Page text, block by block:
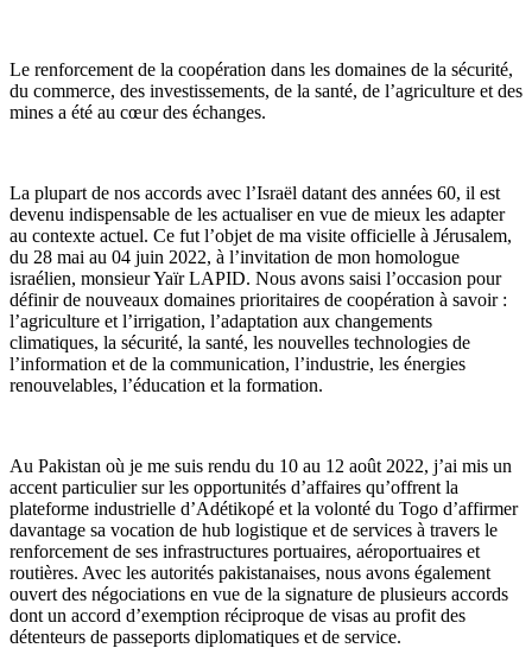
​​Le renforcement de la coopération dans les domaines de la sécurité,
du commerce, des investissements, de la santé, de l’agriculture et des
mines a été au cœur des échanges.
La plupart de nos accords avec l’Israël datant des années 60, il est
devenu indispensable de les actualiser en vue de mieux les adapter
au contexte actuel. Ce fut l’objet de ma visite officielle à Jérusalem,
du 28 mai au 04 juin 2022, à l’invitation de mon homologue
israélien, monsieur Yaïr LAPID. Nous avons saisi l’occasion pour
définir de nouveaux domaines prioritaires de coopération à savoir :
l’agriculture et l’irrigation, l’adaptation aux changements
climatiques, la sécurité, la santé, les nouvelles technologies de
l’information et de la communication, l’industrie, les énergies
renouvelables, l’éducation et la formation.
Au Pakistan où je me suis rendu du 10 au 12 août 2022, j’ai mis un
accent particulier sur les opportunités d’affaires qu’offrent la
plateforme industrielle d’Adétikopé et la volonté du Togo d’affirmer
davantage sa vocation de hub logistique et de services à travers le
renforcement de ses infrastructures portuaires, aéroportuaires et
routières. Avec les autorités pakistanaises, nous avons également
ouvert des négociations en vue de la signature de plusieurs accords
dont un accord d’exemption réciproque de visas au profit des
détenteurs de passeports diplomatiques et de service.